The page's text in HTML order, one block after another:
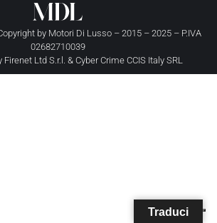
by Motori Di Lusso– 2015 – 2025 – P.IVA
02682710039
Firenet Ltd S.r.l. & Cyber Crime CCIS Italy SRL
Traduci